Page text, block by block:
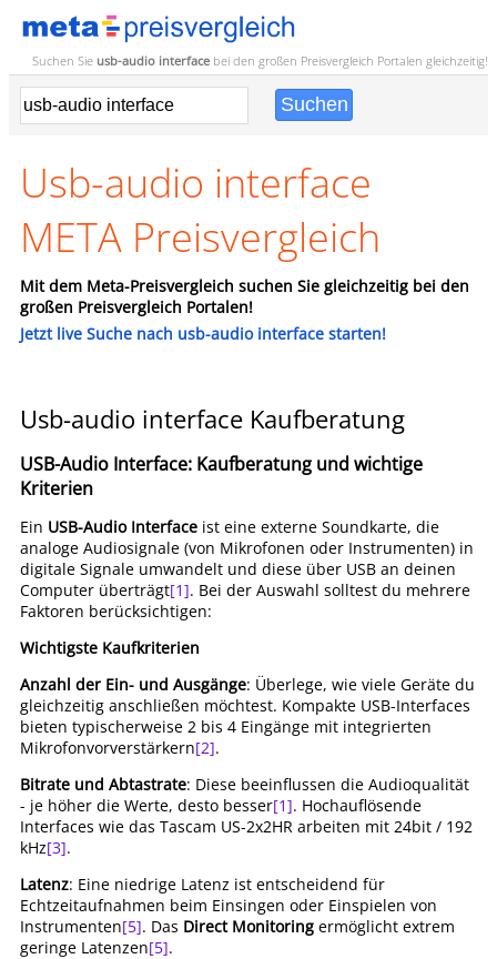
Suchen Sie usb-audio interface bei den großen Preisvergleich Portalen gleichzeitig!
Usb-audio interface
META Preisvergleich
Mit dem Meta-Preisvergleich suchen Sie gleichzeitig bei den
großen Preisvergleich Portalen!
Jetzt live Suche nach usb-audio interface starten!
Usb-audio interface Kaufberatung
USB-Audio Interface: Kaufberatung und wichtige
Kriterien
Ein USB-Audio Interface ist eine externe Soundkarte, die
analoge Audiosignale (von Mikrofonen oder Instrumenten) in
digitale Signale umwandelt und diese über USB an deinen
Computer überträgt[1]. Bei der Auswahl solltest du mehrere
Faktoren berücksichtigen:
Wichtigste Kaufkriterien
Anzahl der Ein- und Ausgänge: Überlege, wie viele Geräte du
gleichzeitig anschließen möchtest. Kompakte USB-Interfaces
bieten typischerweise 2 bis 4 Eingänge mit integrierten
Mikrofonvorverstärkern[2].
Bitrate und Abtastrate: Diese beeinflussen die Audioqualität
- je höher die Werte, desto besser[1]. Hochauflösende
Interfaces wie das Tascam US-2x2HR arbeiten mit 24bit / 192
kHz[3].
Latenz: Eine niedrige Latenz ist entscheidend für
Echtzeitaufnahmen beim Einsingen oder Einspielen von
Instrumenten[5]. Das Direct Monitoring ermöglicht extrem
geringe Latenzen[5].